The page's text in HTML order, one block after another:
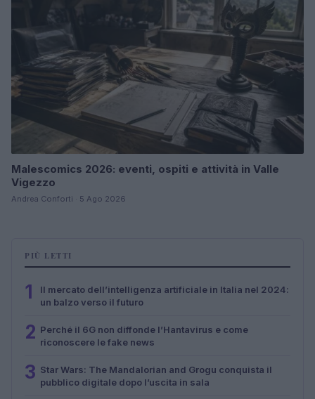
Malescomics 2026: eventi, ospiti e attività in Valle
Vigezzo
Andrea Conforti · 5 Ago 2026
PIÙ LETTI
1
Il mercato dell’intelligenza artificiale in Italia nel 2024:
un balzo verso il futuro
2 Perché il 6G non diffonde l’Hantavirus e come
riconoscere le fake news
3 Star Wars: The Mandalorian and Grogu conquista il
pubblico digitale dopo l’uscita in sala